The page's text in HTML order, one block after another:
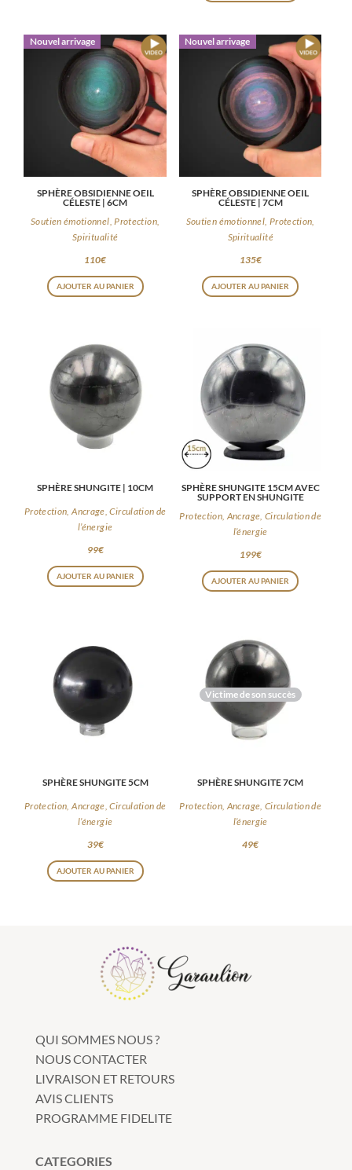
Nouvel arrivage
SPHÈRE OBSIDIENNE OEIL
CÉLESTE | 6CM
Soutien émotionnel, Protection,
Spiritualité
110€
AJOUTER AU PANIER
Nouvel arrivage
SPHÈRE OBSIDIENNE OEIL
CÉLESTE | 7CM
Soutien émotionnel, Protection,
Spiritualité
135€
AJOUTER AU PANIER
SPHÈRE SHUNGITE | 10CM
Protection, Ancrage, Circulation de
l’énergie
99€
AJOUTER AU PANIER
SPHÈRE SHUNGITE 15CM AVEC
SUPPORT EN SHUNGITE
Protection, Ancrage, Circulation de
l’énergie
199€
AJOUTER AU PANIER
SPHÈRE SHUNGITE 5CM
Protection, Ancrage, Circulation de
l’énergie
39€
AJOUTER AU PANIER
Victime de son succès
SPHÈRE SHUNGITE 7CM
Protection, Ancrage, Circulation de
l’énergie
49€
QUI SOMMES NOUS ?
NOUS CONTACTER
LIVRAISON ET RETOURS
AVIS CLIENTS
PROGRAMME FIDELITE
CATEGORIES